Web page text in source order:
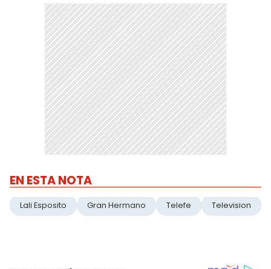
EN ESTA NOTA
Lali Esposito Gran Hermano Telefe Television